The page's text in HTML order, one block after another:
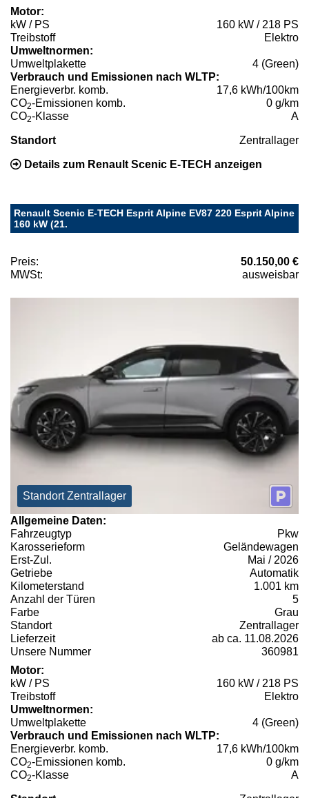
Motor:
kW / PS
160 kW / 218 PS
Treibstoff
Elektro
Umweltnormen:
Umweltplakette
4 (Green)
Verbrauch und Emissionen nach WLTP:
Energieverbr. komb.
17,6 kWh/100km
CO2-Emissionen komb.
0 g/km
CO2-Klasse A
Standort Zentrallager
Details zum Renault Scenic E-TECH anzeigen
Renault Scenic E-TECH Esprit Alpine EV87 220 Esprit Alpine
160 kW (21.
Preis:
50.150,00 €
MWSt:
ausweisbar
Standort Zentrallager
Allgemeine Daten:
Fahrzeugtyp
Pkw
Karosserieform
Geländewagen
Erst-Zul.
Mai / 2026
Getriebe
Automatik
Kilometerstand
1.001 km
Anzahl der Türen
5
Farbe
Grau
Standort
Zentrallager
Lieferzeit
ab ca. 11.08.2026
Unsere Nummer
360981
Motor:
kW / PS
160 kW / 218 PS
Treibstoff
Elektro
Umweltnormen:
Umweltplakette
4 (Green)
Verbrauch und Emissionen nach WLTP:
Energieverbr. komb.
17,6 kWh/100km
CO2-Emissionen komb.
0 g/km
CO2-Klasse A